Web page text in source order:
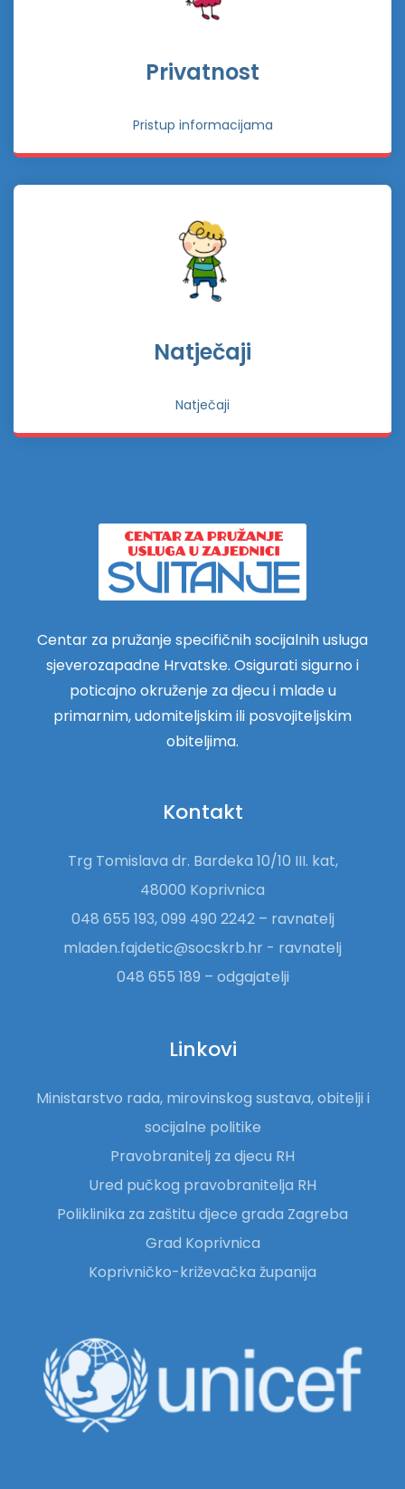
Privatnost
Pristup informacijama
Natječaji
Natječaji
Centar za pružanje specifičnih socijalnih usluga
sjeverozapadne Hrvatske. Osigurati sigurno i
poticajno okruženje za djecu i mlade u
primarnim, udomiteljskim ili posvojiteljskim
obiteljima.
Kontakt
Trg Tomislava dr. Bardeka 10/10 III. kat,
48000 Koprivnica
048 655 193, 099 490 2242 – ravnatelj
mladen.fajdetic@socskrb.hr - ravnatelj
048 655 189 – odgajatelji
Linkovi
Ministarstvo rada, mirovinskog sustava, obitelji i
socijalne politike
Pravobranitelj za djecu RH
Ured pučkog pravobranitelja RH
Poliklinika za zaštitu djece grada Zagreba
Grad Koprivnica
Koprivničko-križevačka županija